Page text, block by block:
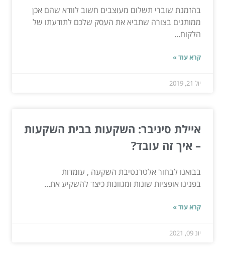
בהזמנת שוברי תשלום מעוצבים חשוב לוודא שהם אכן
ממותגים בצורה שתביא את העסק שלכם לתודעתו של
הלקוח...
קרא עוד »
יול 21, 2019
איילת סיניבר: השקעות בבית השקעות
– איך זה עובד?
בבואנו לבחור אלטרנטיבת השקעה , עומדות
בפנינו אופציות שונות ומגוונות כיצד להשקיע את...
קרא עוד »
יונ 09, 2021